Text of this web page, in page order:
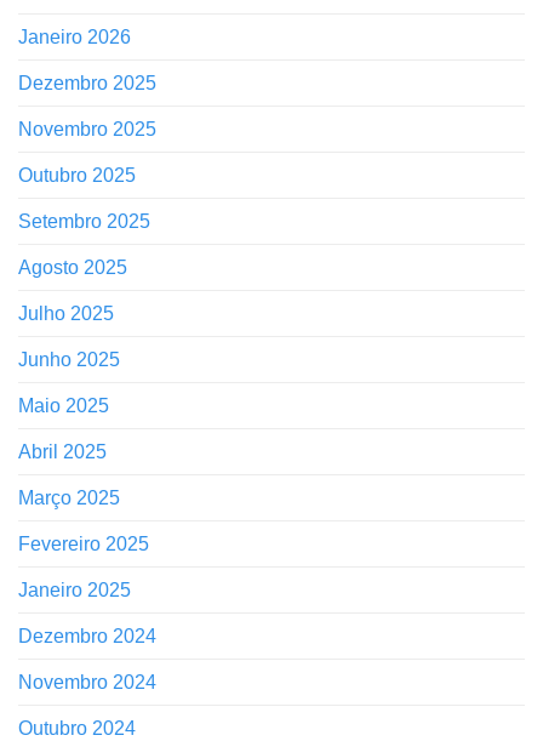
Janeiro 2026
Dezembro 2025
Novembro 2025
Outubro 2025
Setembro 2025
Agosto 2025
Julho 2025
Junho 2025
Maio 2025
Abril 2025
Março 2025
Fevereiro 2025
Janeiro 2025
Dezembro 2024
Novembro 2024
Outubro 2024